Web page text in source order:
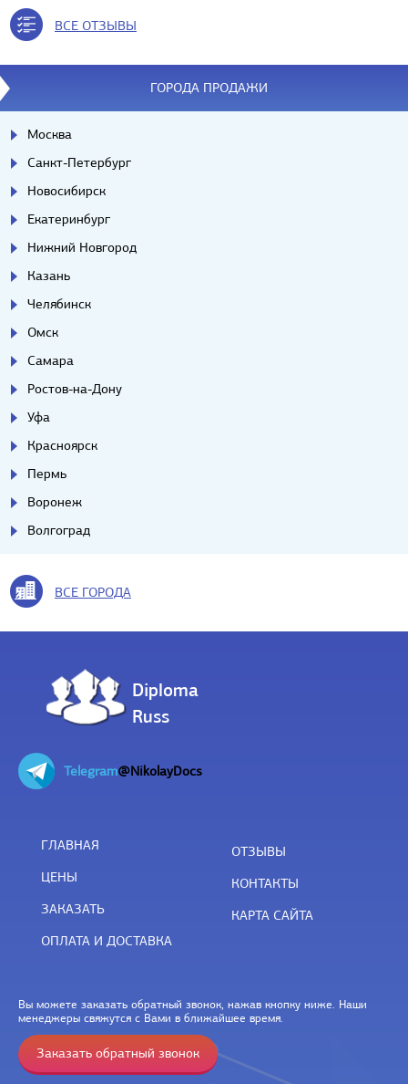
ВСЕ ОТЗЫВЫ
ГОРОДА ПРОДАЖИ
Москва
Санкт-Петербург
Новосибирск
Екатеринбург
Нижний Новгород
Казань
Челябинск
Омск
Самара
Ростов-на-Дону
Уфа
Красноярск
Пермь
Воронеж
Волгоград
ВСЕ ГОРОДА
Diploma
Russ
Telegram@NikolayDocs
ГЛАВНАЯ
ЦЕНЫ
ЗАКАЗАТЬ
ОПЛАТА И ДОСТАВКА
ОТЗЫВЫ
КОНТАКТЫ
КАРТА САЙТА
Вы можете заказать обратный звонок, нажав кнопку ниже. Наши
менеджеры свяжутся с Вами в ближайшее время.
Заказать обратный звонок